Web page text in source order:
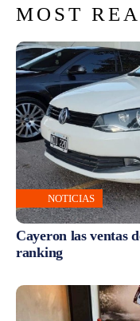
MOST
NOTICIAS
Cayeron las ventas
ranking